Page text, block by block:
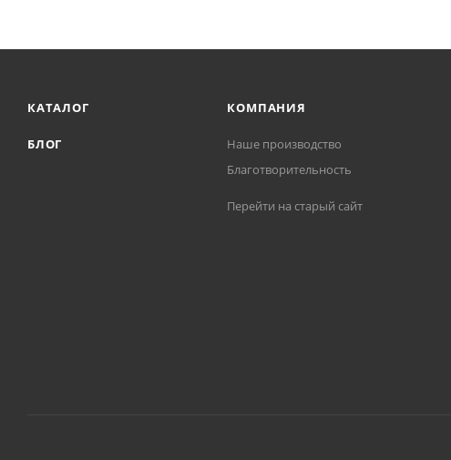
КАТАЛОГ
БЛОГ
КОМПАНИЯ
Наше производство
Благотворительность
Перейти на старый сайт